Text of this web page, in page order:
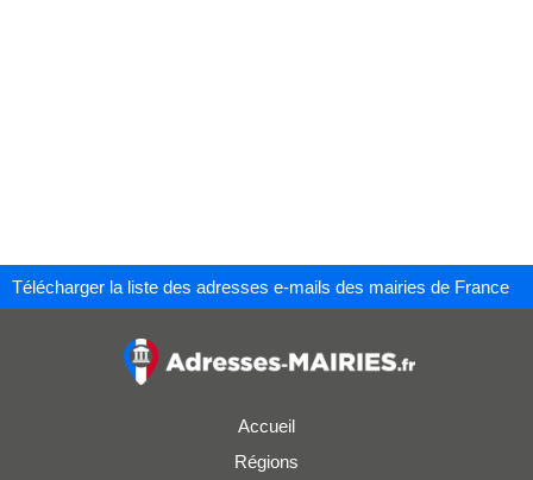
Télécharger la liste des adresses e-mails des mairies de France
Accueil
Régions